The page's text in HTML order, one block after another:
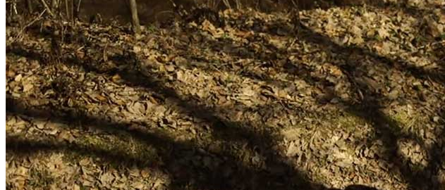
Progetti
News
Area Media